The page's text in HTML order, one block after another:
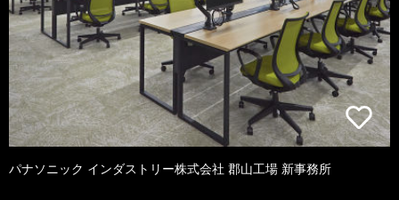
パナソニック インダストリー株式会社 郡山工場 新事務所